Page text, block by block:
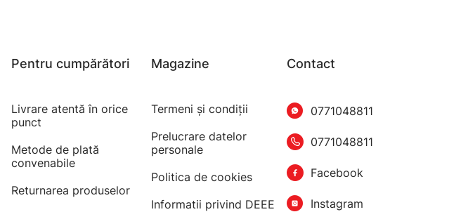
Pentru cumpărători
Livrare atentă în orice
punct
Metode de plată
convenabile
Returnarea produselor
Magazine
Termeni şi condiţii
Prelucrare datelor
personale
Politica de cookies
Informatii privind DEEE
Contact
0771048811
0771048811
Facebook
Instagram